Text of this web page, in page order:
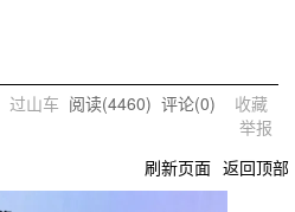
过山车 阅读(4460) 评论(0) 收藏
举报
刷新页面 返回顶部